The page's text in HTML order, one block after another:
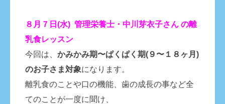
８月７日(水) 管理栄養士・中川芽衣子さん の離
乳食レッスン
今回は、 かみかみ期〜ぱくぱく期(９ 〜１８ヶ月)
のお子さま対象になります。
離乳食のことや口の機能、歯の成長の事など全
てのことが一度に聞け、